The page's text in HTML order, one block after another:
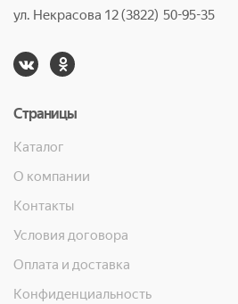
ул. Некрасова 12 (3822) 50-95-35
Страницы
Каталог
О компании
Контакты
Условия договора
Оплата и доставка
Конфиденциальность